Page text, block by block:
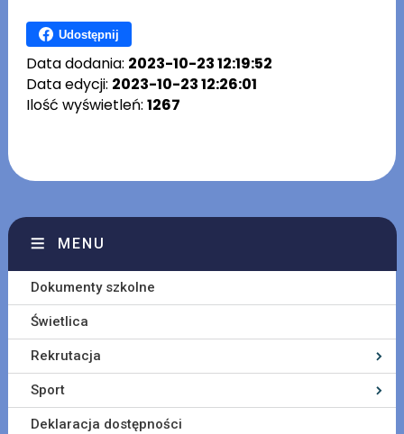
Udostępnij
Data dodania: 2023-10-23 12:19:52
Data edycji: 2023-10-23 12:26:01
Ilość wyświetleń: 1267
MENU
Dokumenty szkolne
Świetlica
Rekrutacja
Sport
Deklaracja dostępności